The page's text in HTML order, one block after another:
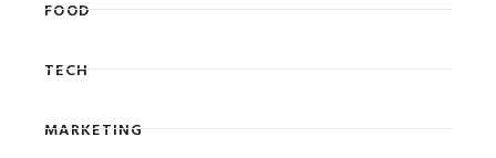
FOOD
TECH
MARKETING